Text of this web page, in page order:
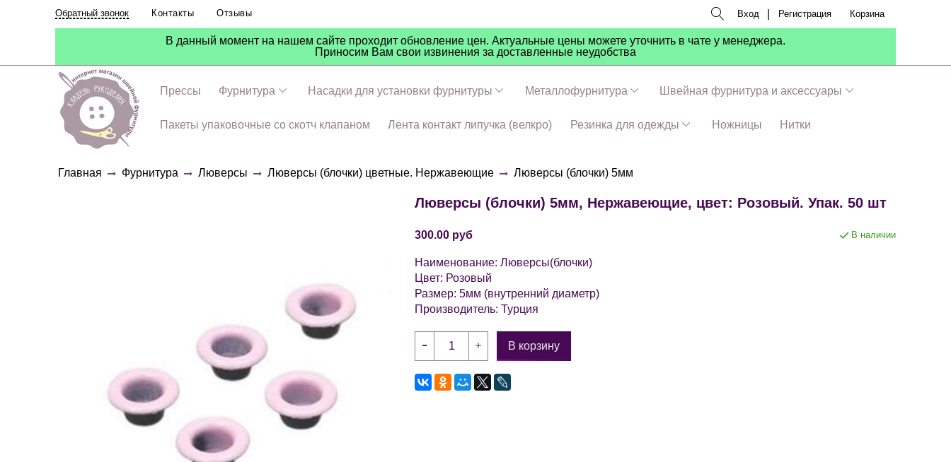
Обратный звонок Контакты Отзывы Вход Регистрация Корзина
В данный момент на нашем сайте проходит обновление цен. Актуальные цены можете уточнить в чате у менеджера.
Приносим Вам свои извинения за доставленные неудобства
Прессы Фурнитура Насадки для установки фурнитуры Металлофурнитура Швейная фурнитура и аксессуары
Пакеты упаковочные со скотч клапаном Лента контакт липучка (велкро) Резинка для одежды Ножницы Нитки
Главная Фурнитура Люверсы Люверсы (блочки) цветные. Нержавеющие Люверсы (блочки) 5мм
Люверсы (блочки) 5мм, Нержавеющие, цвет: Розовый. Упак. 50 шт
300.00 руб В наличии
Наименование: Люверсы(блочки)
Цвет: Розовый
Размер: 5мм (внутренний диаметр)
Производитель: Турция
В корзину